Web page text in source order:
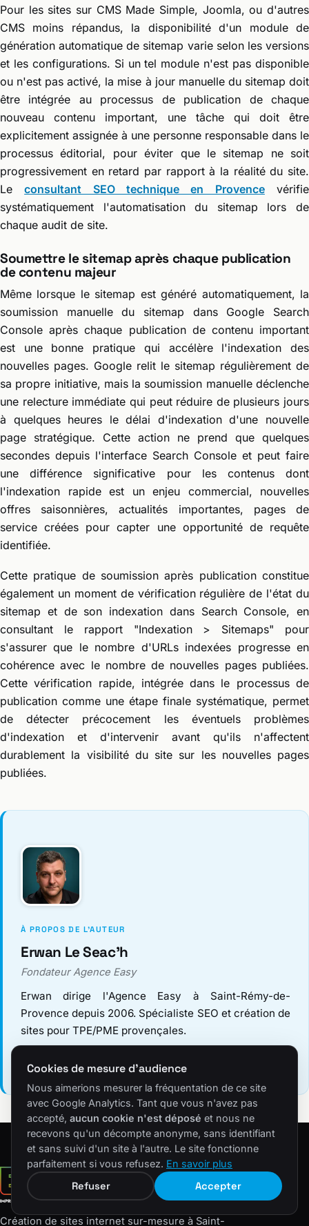
Pour les sites sur CMS Made Simple, Joomla, ou d'autres
CMS moins répandus, la disponibilité d'un module de
génération automatique de sitemap varie selon les versions
et les configurations. Si un tel module n'est pas disponible
ou n'est pas activé, la mise à jour manuelle du sitemap doit
être intégrée au processus de publication de chaque
nouveau contenu important, une tâche qui doit être
explicitement assignée à une personne responsable dans le
processus éditorial, pour éviter que le sitemap ne soit
progressivement en retard par rapport à la réalité du site.
Leconsultant SEO technique en Provencevérifie
systématiquement l'automatisation du sitemap lors de
chaque audit de site.
Soumettre le sitemap après chaque publication
de contenu majeur
Même lorsque le sitemap est généré automatiquement, la
soumission manuelle du sitemap dans Google Search
Console après chaque publication de contenu important
est une bonne pratique qui accélère l'indexation des
nouvelles pages. Google relit le sitemap régulièrement de
sa propre initiative, mais la soumission manuelle déclenche
une relecture immédiate qui peut réduire de plusieurs jours
à quelques heures le délai d'indexation d'une nouvelle
page stratégique. Cette action ne prend que quelques
secondes depuis l'interface Search Console et peut faire
une différence significative pour les contenus dont
l'indexation rapide est un enjeu commercial, nouvelles
offres saisonnières, actualités importantes, pages de
service créées pour capter une opportunité de requête
identifiée.
Cette pratique de soumission après publication constitue
également un moment de vérification régulière de l'état du
sitemap et de son indexation dans Search Console, en
consultant le rapport "Indexation > Sitemaps" pour
s'assurer que le nombre d'URLs indexées progresse en
cohérence avec le nombre de nouvelles pages publiées.
Cette vérification rapide, intégrée dans le processus de
publication comme une étape finale systématique, permet
de détecter précocement les éventuels problèmes
d'indexation et d'intervenir avant qu'ils n'affectent
durablement la visibilité du site sur les nouvelles pages
publiées.
À PROPOS DE L'AUTEUR
Erwan Le Seac'h
Fondateur Agence Easy
Erwan dirige l'Agence Easy à Saint-Rémy-de-
Provence depuis 2006. Spécialiste SEO et création de
sites pour TPE/PME provençales.
Voir la bio détaillée
Création de sites internet sur-mesure à Saint-
Cookies de mesure d'audience
Nous aimerions mesurer la fréquentation de ce site
avec Google Analytics. Tant que vous n'avez pas
accepté, aucun cookie n'est déposé et nous ne
recevons qu'un décompte anonyme, sans identifiant
et sans suivi d'un site à l'autre. Le site fonctionne
parfaitement si vous refusez. En savoir plus
Refuser Accepter